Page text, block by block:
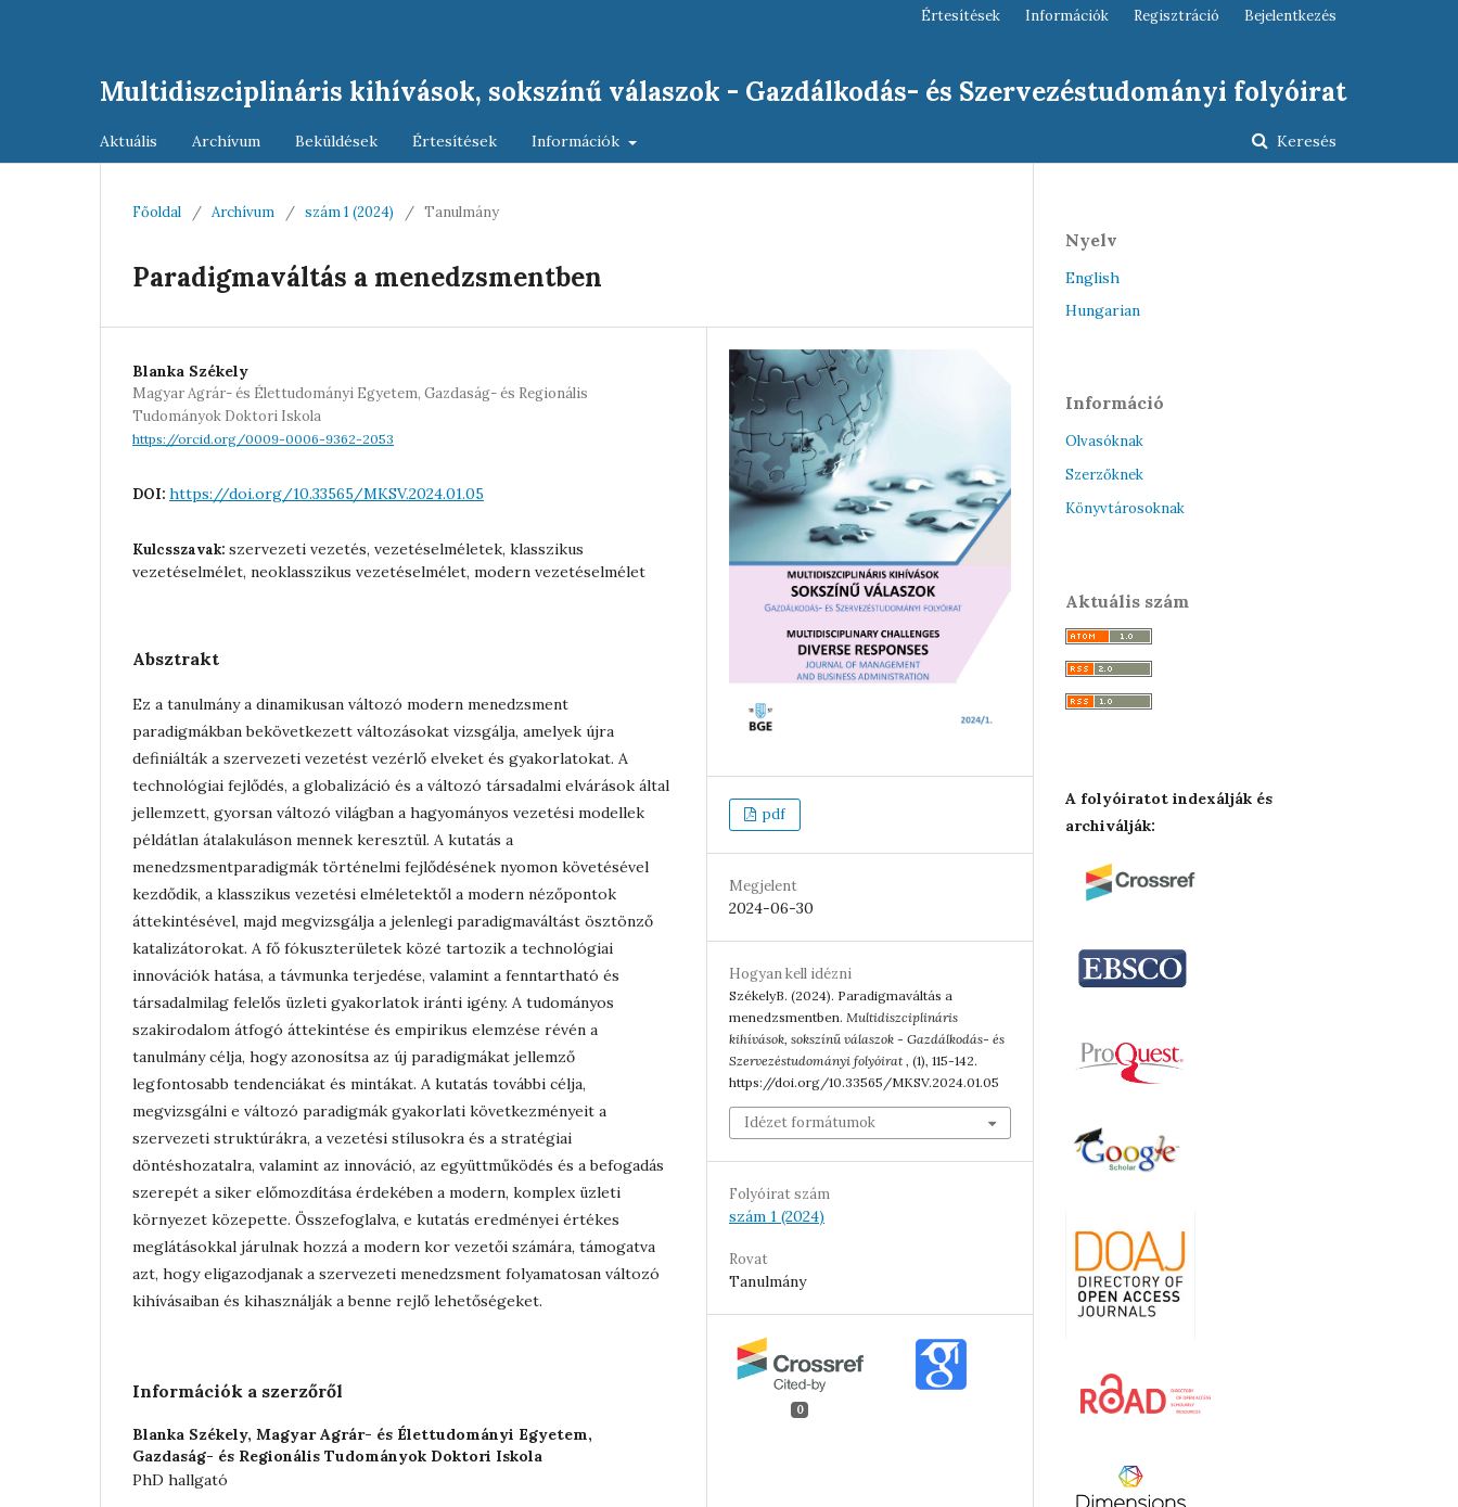
Multidiszciplináris kihívások, sokszínű válaszok - Gazdálkodás- és Szervezéstudományi folyóirat
Aktuális Archívum Beküldések Értesítések Információk Keresés
Értesítések Információk Regisztráció Bejelentkezés
Főoldal / Archívum / szám 1 (2024) / Tanulmány
Paradigmaváltás a menedzsmentben
Blanka Székely
Magyar Agrár- és Élettudományi Egyetem, Gazdaság- és Regionális
Tudományok Doktori Iskola
https://orcid.org/0009-0006-9362-2053
DOI: https://doi.org/10.33565/MKSV.2024.01.05
Kulcsszavak: szervezeti vezetés, vezetéselméletek, klasszikus
vezetéselmélet, neoklasszikus vezetéselmélet, modern vezetéselmélet
Absztrakt
Ez a tanulmány a dinamikusan változó modern menedzsment
paradigmákban bekövetkezett változásokat vizsgálja, amelyek újra
definiálták a szervezeti vezetést vezérlő elveket és gyakorlatokat. A
technológiai fejlődés, a globalizáció és a változó társadalmi elvárások által
jellemzett, gyorsan változó világban a hagyományos vezetési modellek
példátlan átalakuláson mennek keresztül. A kutatás a
menedzsmentparadigmák történelmi fejlődésének nyomon követésével
kezdődik, a klasszikus vezetési elméletektől a modern nézőpontok
áttekintésével, majd megvizsgálja a jelenlegi paradigmaváltást ösztönző
katalizátorokat. A fő fókuszterületek közé tartozik a technológiai
innovációk hatása, a távmunka terjedése, valamint a fenntartható és
társadalmilag felelős üzleti gyakorlatok iránti igény. A tudományos
szakirodalom átfogó áttekintése és empirikus elemzése révén a
tanulmány célja, hogy azonosítsa az új paradigmákat jellemző
legfontosabb tendenciákat és mintákat. A kutatás további célja,
megvizsgálni e változó paradigmák gyakorlati következményeit a
szervezeti struktúrákra, a vezetési stílusokra és a stratégiai
döntéshozatalra, valamint az innováció, az együttműködés és a befogadás
szerepét a siker előmozdítása érdekében a modern, komplex üzleti
környezet közepette. Összefoglalva, e kutatás eredményei értékes
meglátásokkal járulnak hozzá a modern kor vezetői számára, támogatva
azt, hogy eligazodjanak a szervezeti menedzsment folyamatosan változó
kihívásaiban és kihasználják a benne rejlő lehetőségeket.
Információk a szerzőről
Blanka Székely, Magyar Agrár- és Élettudományi Egyetem,
Gazdaság- és Regionális Tudományok Doktori Iskola
PhD hallgató
pdf
Megjelent
2024-06-30
Hogyan kell idézni
SzékelyB. (2024). Paradigmaváltás a
menedzsmentben. Multidiszciplináris
kihívások, sokszínű válaszok - Gazdálkodás- és
Szervezéstudományi folyóirat , (1), 115-142.
https://doi.org/10.33565/MKSV.2024.01.05
Idézet formátumok
Folyóirat szám
szám 1 (2024)
Rovat
Tanulmány
0
Nyelv
English
Hungarian
Információ
Olvasóknak
Szerzőknek
Könyvtárosoknak
Aktuális szám
A folyóiratot indexálják és
archiválják: